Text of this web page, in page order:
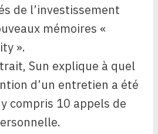
de l’investissement
mémoires «
».
Sun explique à quel
d’un entretien a été
compris 10 appels de